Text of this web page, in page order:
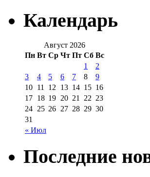
Календарь
Август 2026
Пн Вт Ср Чт Пт Сб Вс
« Июл
1
2
3
4 5 6 7 8
9
10 11 12 13 14 15 16
17 18 19 20 21 22 23
24 25 26 27 28 29 30
31
Последние